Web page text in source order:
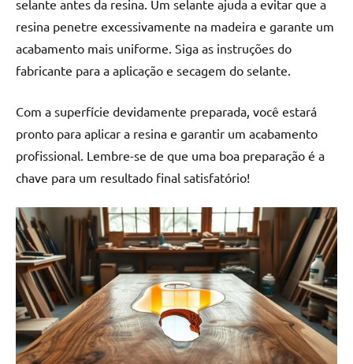
selante antes da resina. Um selante ajuda a evitar que a
resina penetre excessivamente na madeira e garante um
acabamento mais uniforme. Siga as instruções do
fabricante para a aplicação e secagem do selante.
Com a superfície devidamente preparada, você estará
pronto para aplicar a resina e garantir um acabamento
profissional. Lembre-se de que uma boa preparação é a
chave para um resultado final satisfatório!